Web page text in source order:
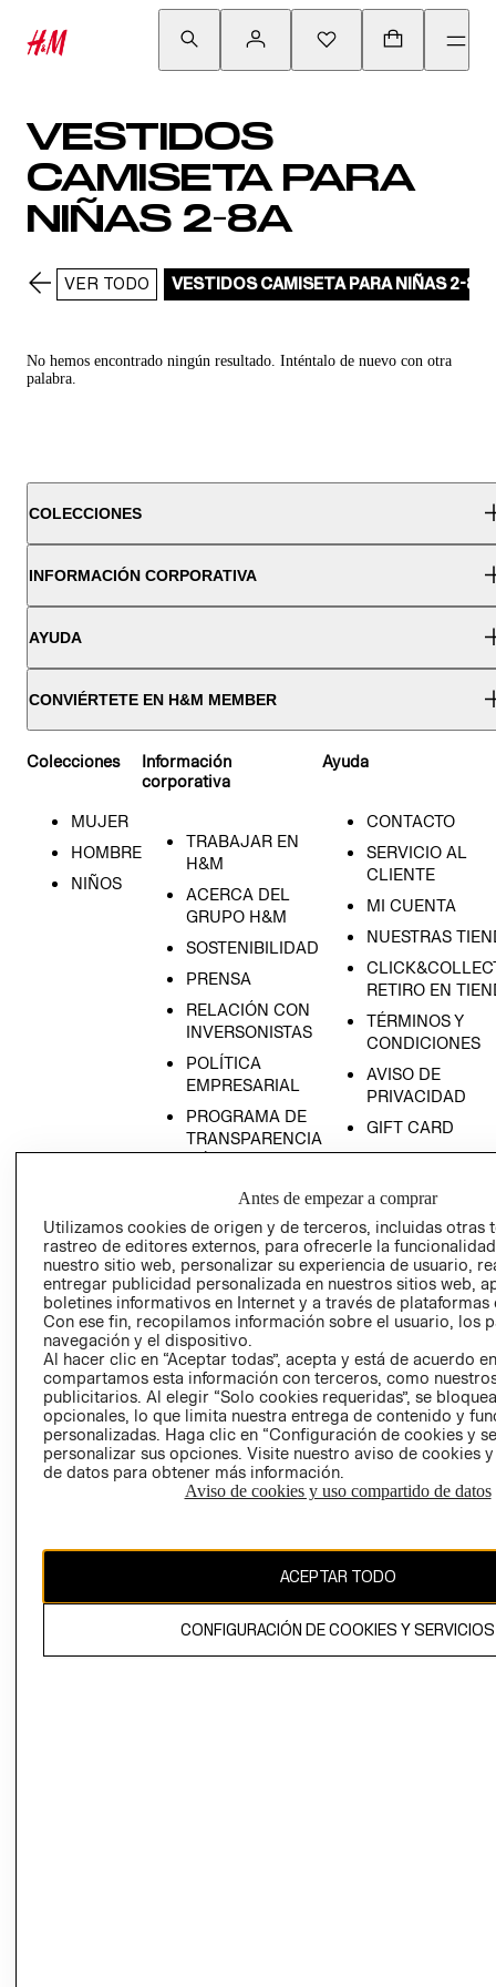
VESTIDOS
CAMISETA PARA
NIÑAS 2-8A
VER TODO VESTIDOS CAMISETA PARA NIÑAS 2-8A
No hemos encontrado ningún resultado. Inténtalo de nuevo con otra
palabra.
COLECCIONES
INFORMACIÓN CORPORATIVA
AYUDA
CONVIÉRTETE EN H&M MEMBER
Colecciones
MUJER
HOMBRE
NIÑOS
Información
corporativa
TRABAJAR EN
H&M
ACERCA DEL
GRUPO H&M
SOSTENIBILIDAD
PRENSA
RELACIÓN CON
INVERSONISTAS
POLÍTICA
EMPRESARIAL
PROGRAMA DE
TRANSPARENCIA
TRANSPARENCIA
Y ÉTICA (INGLÉS)
Ayuda
CONTACTO
SERVICIO AL
CLIENTE
MI CUENTA
NUESTRAS
RETIRO EN
TÉRMINOS Y
CONDICIONES
AVISO DE
PRIVACIDAD
GIFT CARD
AVISO DE
DE INDUSTRIA Y
COMERCIO - SIC
PETICIONES
QUEJAS Y
RECLAMOS
Colombia ($)
El contenido de esta página web está protegido por copyright y es
propiedad de H&M Hennes & Mauritz AB.
Antes de empezar a comprar
Utilizamos cookies de origen y de terceros, incluidas otras
rastreo de editores externos, para ofrecerle la
nuestro sitio web, personalizar su experiencia de usuario,
entregar publicidad personalizada en nuestros sitios web,
boletines informativos en Internet y a través de plataformas
Con ese fin, recopilamos información sobre el usuario, los
navegación y el dispositivo.
Al hacer clic en “Aceptar todas”, acepta y está de acuerdo
compartamos esta información con terceros, como
publicitarios. Al elegir “Solo cookies requeridas”, se
opcionales, lo que limita nuestra entrega de contenido y
personalizadas. Haga clic en “Configuración de cookies y
personalizar sus opciones. Visite nuestro aviso de cookies
de datos para obtener más información.
Aviso de cookies y uso compartido de datos
ACEPTAR TODO
CONFIGURACIÓN DE COOKIES Y SERVICIOS